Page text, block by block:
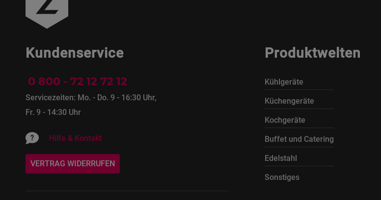
Kundenservice
0 800 - 72 12 72 12
Servicezeiten: Mo. - Do. 9 - 16:30 Uhr,
Fr. 9 - 14:30 Uhr
Hilfe & Kontakt
VERTRAG WIDERRUFEN
Produktwelten
Kühlgeräte
Küchengeräte
Kochgeräte
Buffet und Catering
Edelstahl
Sonstiges